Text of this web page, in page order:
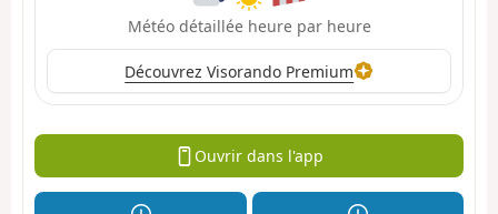
Météo détaillée heure par heure
Découvrez Visorando Premium
Ouvrir dans l'app